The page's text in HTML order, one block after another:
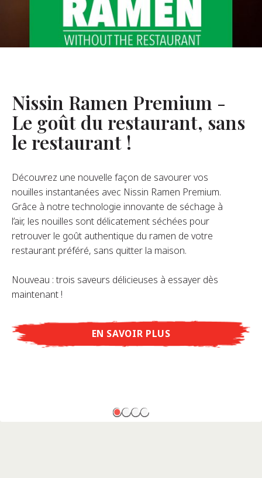
De Nous
FAQ
Nissin Ramen Premium -
Le goût du restaurant, sans
le restaurant !
Découvrez une nouvelle façon de savourer vos
nouilles instantanées avec Nissin Ramen Premium.
Grâce à notre technologie innovante de séchage à
l’air, les nouilles sont délicatement séchées pour
retrouver le goût authentique du ramen de votre
restaurant préféré, sans quitter la maison.
Nouveau : trois saveurs délicieuses à essayer dès
maintenant !
EN SAVOIR PLUS